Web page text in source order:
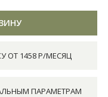
ОТ 1458 Р/МЕСЯЦ
ПАРАМЕТРАМ